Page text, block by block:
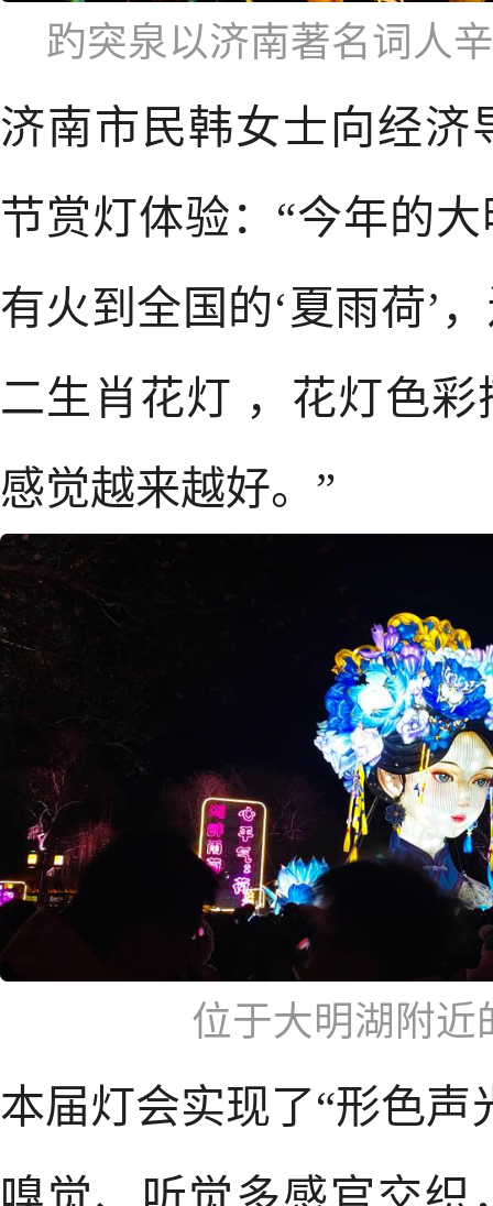
趵突泉以济南著名词人
济南市民韩女士向经济
节赏灯体验：“今年的
有火到全国的‘夏雨荷’
二生肖花灯 ，花灯色
感觉越来越好。”
位于大明湖附近
本届灯会实现了“形色